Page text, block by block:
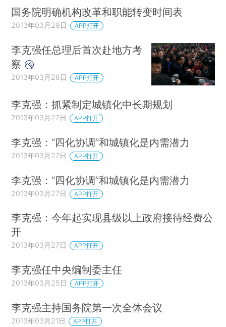
国务院明确机构改革和职能转变时间表
2013年03月29日 APP打开
李克强任总理后首次赴地方考
察
2013年03月28日 APP打开
李克强：抓紧制定城镇化中长期规划
2013年03月27日 APP打开
李克强：“四化协调”和城镇化是内需潜力
2013年03月27日 APP打开
李克强：“四化协调”和城镇化是内需潜力
2013年03月27日 APP打开
李克强：今年起实现县级以上政府接待经费公
开
2013年03月27日 APP打开
李克强任中央编制委主任
2013年03月25日 APP打开
李克强主持国务院第一次全体会议
2013年03月21日 APP打开